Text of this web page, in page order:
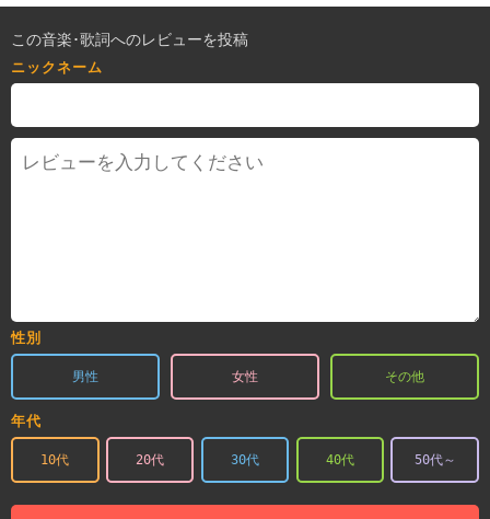
この音楽･歌詞へのレビューを投稿
ニックネーム
性別
男性 女性 その他
年代
10代 20代 30代 40代 50代～